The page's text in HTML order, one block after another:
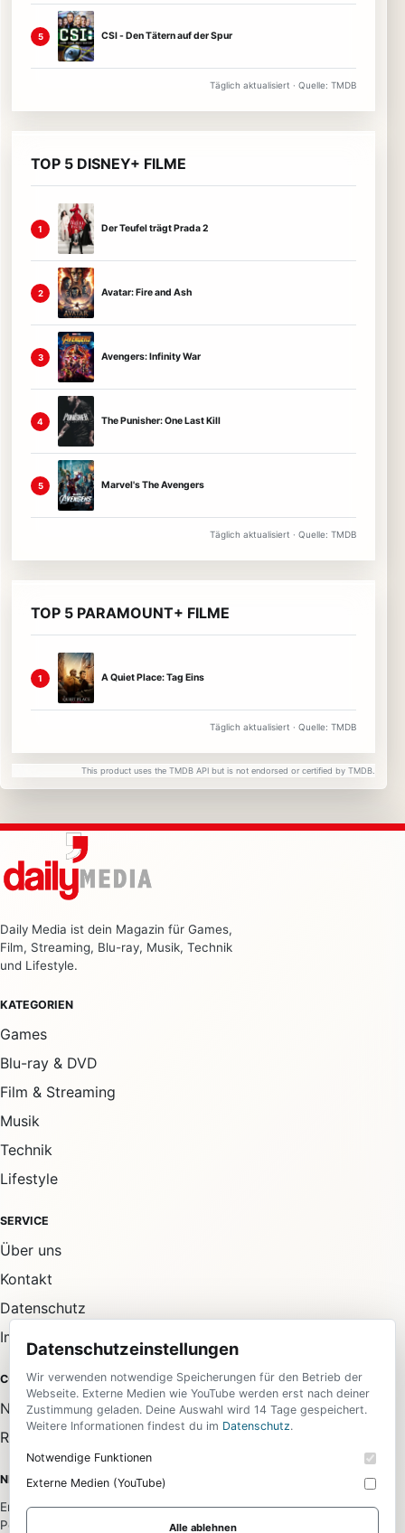
5 CSI - Den Tätern auf der Spur
Täglich aktualisiert · Quelle: TMDB
TOP 5 DISNEY+ FILME
1 Der Teufel trägt Prada 2
2 Avatar: Fire and Ash
3 Avengers: Infinity War
4 The Punisher: One Last Kill
5 Marvel's The Avengers
Täglich aktualisiert · Quelle: TMDB
TOP 5 PARAMOUNT+ FILME
1 A Quiet Place: Tag Eins
Täglich aktualisiert · Quelle: TMDB
This product uses the TMDB API but is not endorsed or certified by TMDB.
Daily Media ist dein Magazin für Games,
Film, Streaming, Blu-ray, Musik, Technik
und Lifestyle.
KATEGORIEN
Games
Blu-ray & DVD
Film & Streaming
Musik
Technik
Lifestyle
SERVICE
Über uns
Kontakt
Datenschutz
Impressum
COMMUNITY
Newsletter
RSS-Feed
NEWSLETTER
Erhalte die wichtigsten News aus allen Bereichen direkt in dein
Postfach.
Datenschutzeinstellungen
Wir verwenden notwendige Speicherungen für den Betrieb der
Webseite. Externe Medien wie YouTube werden erst nach deiner
Zustimmung geladen. Deine Auswahl wird 14 Tage gespeichert.
Weitere Informationen findest du im Datenschutz.
Notwendige Funktionen
Externe Medien (YouTube)
Alle ablehnen